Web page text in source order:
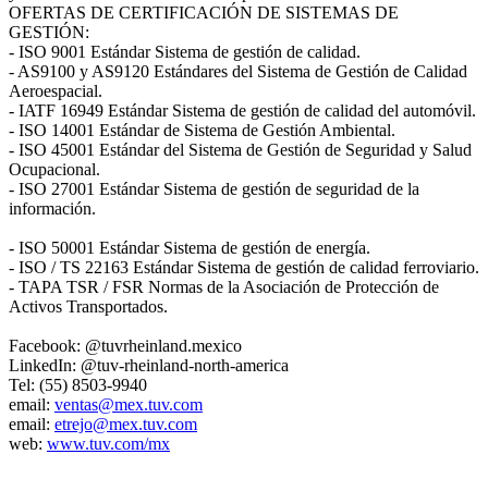
OFERTAS DE CERTIFICACIÓN DE SISTEMAS DE
GESTIÓN:
- ISO 9001 Estándar Sistema de gestión de calidad.
- AS9100 y AS9120 Estándares del Sistema de Gestión de Calidad
Aeroespacial.
- IATF 16949 Estándar Sistema de gestión de calidad del automóvil.
- ISO 14001 Estándar de Sistema de Gestión Ambiental.
- ISO 45001 Estándar del Sistema de Gestión de Seguridad y Salud
Ocupacional.
- ISO 27001 Estándar Sistema de gestión de seguridad de la
información.
- ISO 50001 Estándar Sistema de gestión de energía.
- ISO / TS 22163 Estándar Sistema de gestión de calidad ferroviario.
- TAPA TSR / FSR Normas de la Asociación de Protección de
Activos Transportados.
Facebook: @tuvrheinland.mexico
LinkedIn: @tuv-rheinland-north-america
Tel: (55) 8503-9940
email: ventas@mex.tuv.com
email: etrejo@mex.tuv.com
web: www.tuv.com/mx